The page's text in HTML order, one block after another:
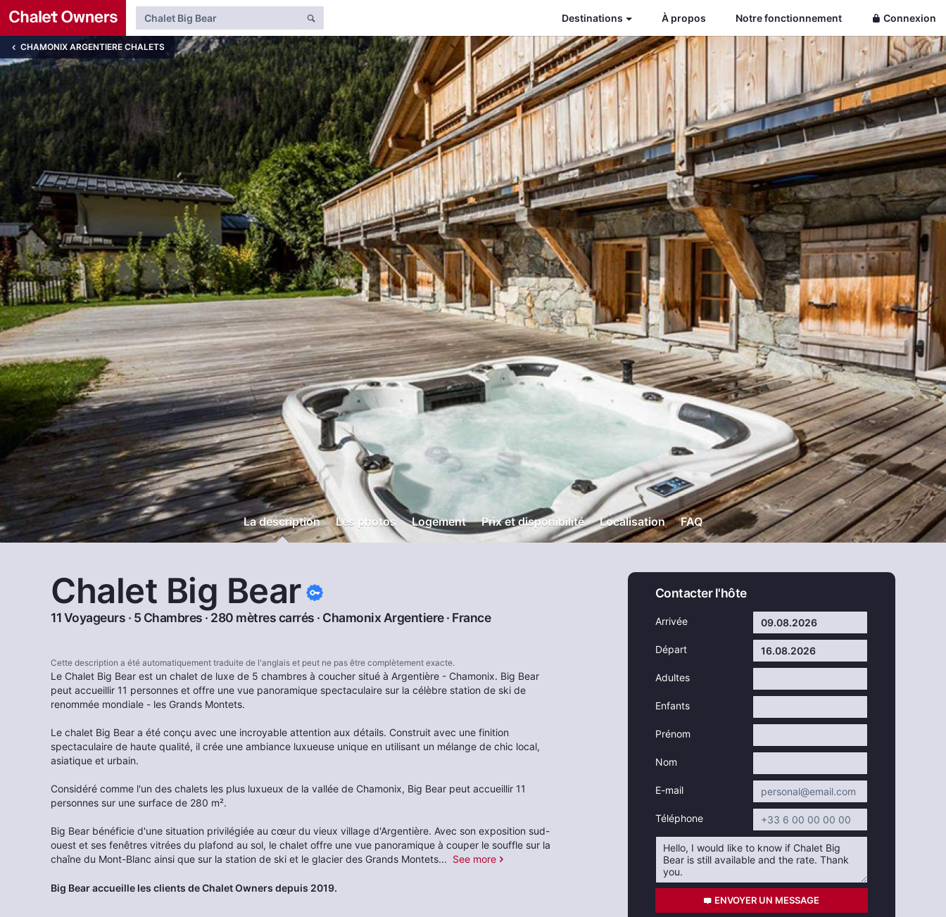
Destinations À propos Notre fonctionnement Connexion
CHAMONIX ARGENTIERE CHALETS
La description Les photos Logement Prix et disponibilité Localisation FAQ
Chalet Big Bear
11 Voyageurs · 5 Chambres · 280 mètres carrés · Chamonix Argentiere· France
Cette description a été automatiquement traduite de l'anglais et peut ne pas être complètement exacte.
Le Chalet Big Bear est un chalet de luxe de 5 chambres à coucher situé à Argentière - Chamonix. Big Bear
peut accueillir 11 personnes et offre une vue panoramique spectaculaire sur la célèbre station de ski de
renommée mondiale - les Grands Montets.
Le chalet Big Bear a été conçu avec une incroyable attention aux détails. Construit avec une finition
spectaculaire de haute qualité, il crée une ambiance luxueuse unique en utilisant un mélange de chic local,
asiatique et urbain.
Considéré comme l'un des chalets les plus luxueux de la vallée de Chamonix, Big Bear peut accueillir 11
personnes sur une surface de 280 m².
Big Bear bénéficie d'une situation privilégiée au cœur du vieux village d'Argentière. Avec son exposition sud-
ouest et ses fenêtres vitrées du plafond au sol, le chalet offre une vue panoramique à couper le souffle sur la
chaîne du Mont-Blanc ainsi que sur la station de ski et le glacier des Grands Montets... See more
Big Bear accueille les clients de Chalet Owners depuis 2019.
Contacter l'hôte
Arrivée
Départ
Adultes
Enfants
Prénom
Nom
E-mail
Téléphone
ENVOYER UN MESSAGE